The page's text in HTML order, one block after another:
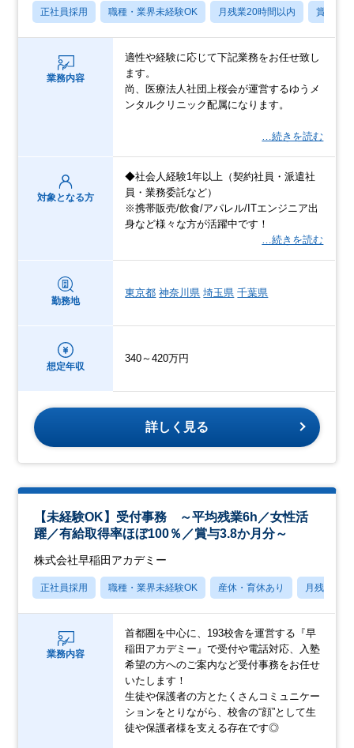
正社員採用 職種・業界未経験OK 月残業20時間以内 賞与あり
業務内容
適性や経験に応じて下記業務をお任せ致し
ます。
尚、医療法人社団上桜会が運営するゆうメ
ンタルクリニック配属になります。
…続きを読む
対象となる方
◆社会人経験1年以上（契約社員・派遣社
員・業務委託など）
※携帯販売/飲食/アパレル/ITエンジニア出
身など様々な方が活躍中です！
…続きを読む
勤務地
東京都 神奈川県 埼玉県 千葉県
想定年収
340～420万円
詳しく見る
【未経験OK】受付事務 ～平均残業6h／女性活
躍／有給取得率ほぼ100％／賞与3.8か月分～
株式会社早稲田アカデミー
正社員採用 職種・業界未経験OK 産休・育休あり 月残業20
業務内容
首都圏を中心に、193校舎を運営する『早
稲田アカデミー』で受付や電話対応、入塾
希望の方へのご案内など受付事務をお任せ
いたします！
生徒や保護者の方とたくさんコミュニケー
ションをとりながら、校舎の“顔”として生
徒や保護者様を支える存在です◎